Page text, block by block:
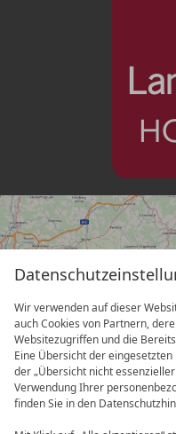
Wir verwenden auf dieser
auch Cookies von Partnern,
Websitezugriffen und die
Eine Übersicht der
der „Übersicht nicht
Verwendung Ihrer
finden Sie in den
Partner